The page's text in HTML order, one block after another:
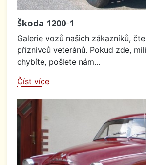
Škoda 1200-1
Galerie vozů našich zákazníků,
příznivců veteránů. Pokud zde,
chybíte, pošlete nám...
Číst více